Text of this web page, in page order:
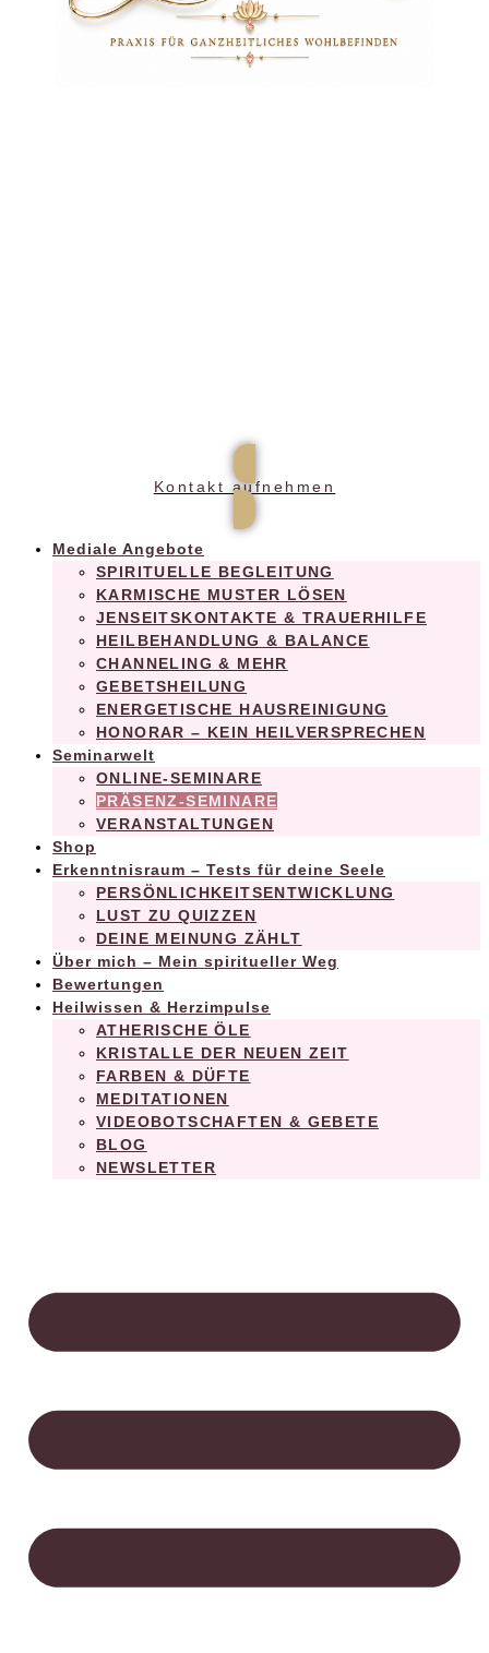
Kontakt aufnehmen
Mediale Angebote
SPIRITUELLE BEGLEITUNG
KARMISCHE MUSTER LÖSEN
JENSEITSKONTAKTE & TRAUERHILFE
HEILBEHANDLUNG & BALANCE
CHANNELING & MEHR
GEBETSHEILUNG
ENERGETISCHE HAUSREINIGUNG
HONORAR – KEIN HEILVERSPRECHEN
Seminarwelt
ONLINE-SEMINARE
PRÄSENZ-SEMINARE
VERANSTALTUNGEN
Shop
Erkenntnisraum – Tests für deine Seele
PERSÖNLICHKEITSENTWICKLUNG
LUST ZU QUIZZEN
DEINE MEINUNG ZÄHLT
Über mich – Mein spiritueller Weg
Bewertungen
Heilwissen & Herzimpulse
ATHERISCHE ÖLE
KRISTALLE DER NEUEN ZEIT
FARBEN & DÜFTE
MEDITATIONEN
VIDEOBOTSCHAFTEN & GEBETE
BLOG
NEWSLETTER